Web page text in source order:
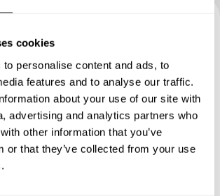
cookies
personalise content and ads, to
features and to analyse our traffic.
about your use of our site with
advertising and analytics partners who
other information that you’ve
or that they’ve collected from your use
tu experiencia con J
Pedro
de tu solicitud y nuestros Chefs te
un menú a medida.